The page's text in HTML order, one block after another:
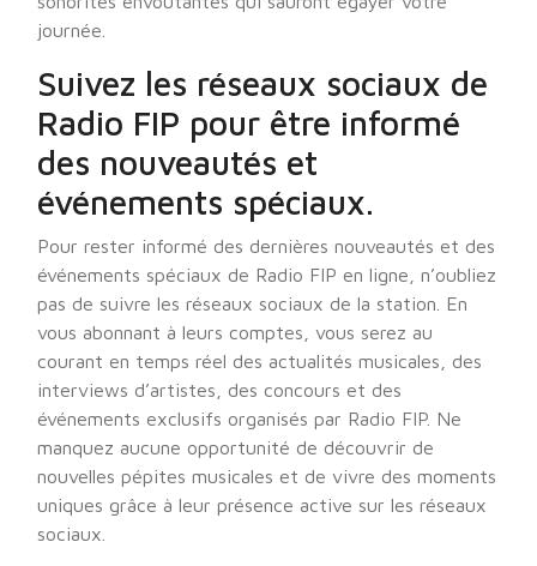
journée.
Suivez les réseaux sociaux de
Radio FIP pour être informé
des nouveautés et
événements spéciaux.
Pour rester informé des dernières nouveautés et des
événements spéciaux de Radio FIP en ligne, n’oubliez
pas de suivre les réseaux sociaux de la station. En
vous abonnant à leurs comptes, vous serez au
courant en temps réel des actualités musicales, des
interviews d’artistes, des concours et des
événements exclusifs organisés par Radio FIP. Ne
manquez aucune opportunité de découvrir de
nouvelles pépites musicales et de vivre des moments
uniques grâce à leur présence active sur les réseaux
sociaux.